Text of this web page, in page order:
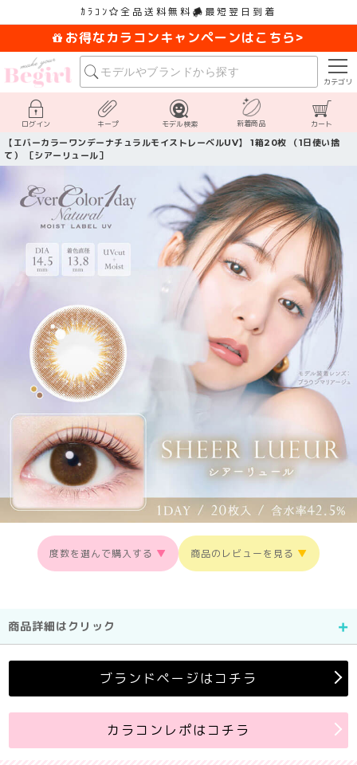
ｶﾗｺﾝ 全品送料無料 最短翌日到着
お得なカラコンキャンペーンはこちら>
カテゴリ
ログイン キープ モデル検索 新着商品 カート
【エバーカラーワンデーナチュラルモイストレーベルUV】 1箱20枚 （1日使い捨
て） ［シアーリュール］
度数を選んで購入する ▼ 商品のレビューを見る ▼
商品詳細はクリック
ブランドページはコチラ
カラコンレポはコチラ